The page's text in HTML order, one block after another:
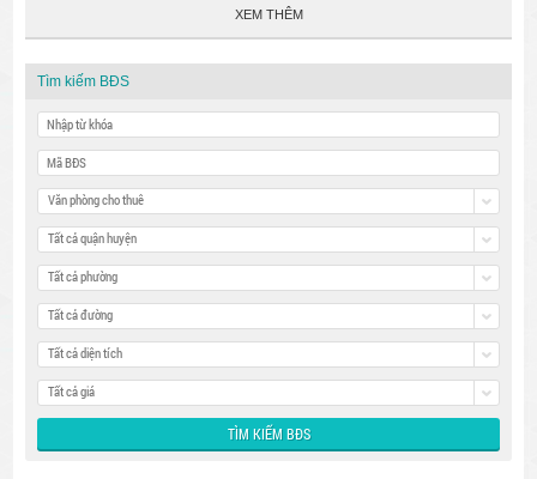
XEM THÊM
Tìm kiếm BĐS
Văn phòng cho thuê
Tất cả quận huyện
Tất cả phường
Tất cả đường
Tất cả diện tích
Tất cả giá